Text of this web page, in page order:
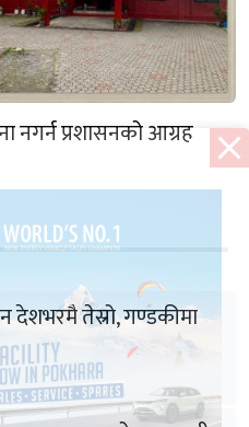
नगर्न प्रशासनको आग्रह
देशभरमै तेस्रो, गण्डकीमा